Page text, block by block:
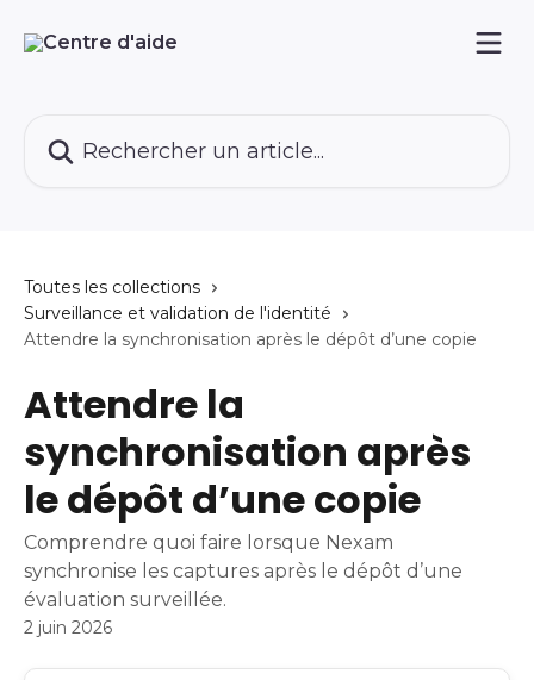
Toutes les collections
Surveillance et validation de l'identité
Attendre la synchronisation après le dépôt d’une copie
Attendre la
synchronisation après
le dépôt d’une copie
Comprendre quoi faire lorsque Nexam
synchronise les captures après le dépôt d’une
évaluation surveillée.
2 juin 2026